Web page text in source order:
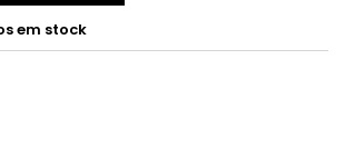
em stock